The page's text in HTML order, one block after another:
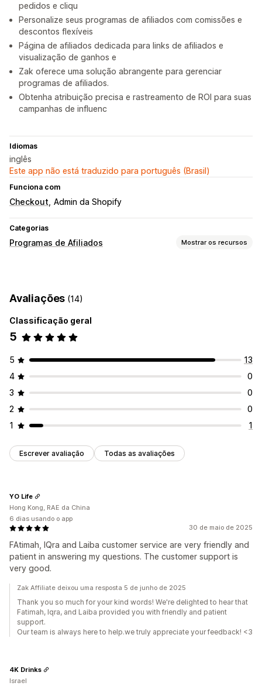
pedidos e cliqu
Personalize seus programas de afiliados com comissões e
descontos flexíveis
Página de afiliados dedicada para links de afiliados e
visualização de ganhos e
Zak oferece uma solução abrangente para gerenciar
programas de afiliados.
Obtenha atribuição precisa e rastreamento de ROI para suas
campanhas de influenc
Idiomas
inglês
Este app não está traduzido para português (Brasil)
Funciona com
Checkout Admin da Shopify
Categorias
Programas de Afiliados Mostrar os recursos
Bônus por desempenho
Gerenciamento de indicação
Links de afiliado
Acompanhamento de produto
Acompanhamento em tempo real
Experiência de afiliado
Registro personalizado
Portal de marca
Pagamentos
Transferências bancárias
Pagamentos em cartão
Em várias moedas PayPal
Avaliações (14)
Classificação geral
5
5
13
4
0
3
0
2
0
1
1
Escrever avaliação Todas as avaliações
30 de maio de 2025
FAtimah, IQra and Laiba customer service are very friendly and
patient in answering my questions. The customer support is
very good.
YO Life
Hong Kong, RAE da China
6 dias usando o app
Zak Affiliate deixou uma resposta 5 de junho de 2025
Thank you so much for your kind words! We're delighted to hear that
Fatimah, Iqra, and Laiba provided you with friendly and patient
support.
Our team is always here to help.we truly appreciate your feedback! <3
4K Drinks
Israel